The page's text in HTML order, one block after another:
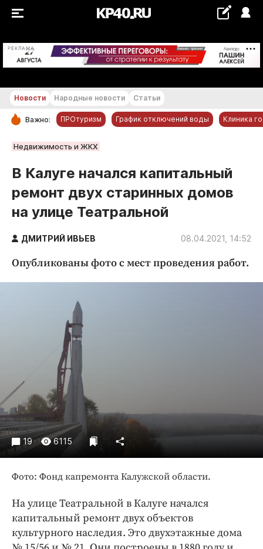
РЕКЛАМА +18...+19 °С
РУБРИКИ
Новости компаний
Статьи
Народные новости
Авто и транспорт
Недвижимость и ЖКХ
Образование
Общество
Погода
Праздники
Происшествия
Спорт
Экономика и бизнес
ПРОЕКТЫ
Блоги
Медиаперсона
Интересное чтиво
Новости Народные новости Статьи
Важно: ПРОтуризм График отключений воды Клиника
Недвижимость и ЖКХ
В Калуге начался капитальный
ремонт двух старинных домов
на улице Театральной
ДМИТРИЙ ИВЬЕВ 08.04.2021, 14:52
Опубликованы фото с мест проведения работ.
19 6115
Фото: Фонд капремонта Калужской области.
На улице Театральной в Калуге начался
капитальный ремонт двух объектов
культурного наследия. Это двухэтажные дома